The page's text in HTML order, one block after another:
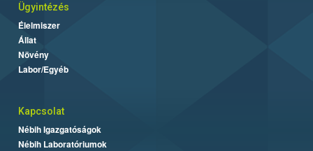
Ügyintézés
Élelmiszer
Állat
Növény
Labor/Egyéb
Kapcsolat
Nébih Igazgatóságok
Nébih Laboratóriumok